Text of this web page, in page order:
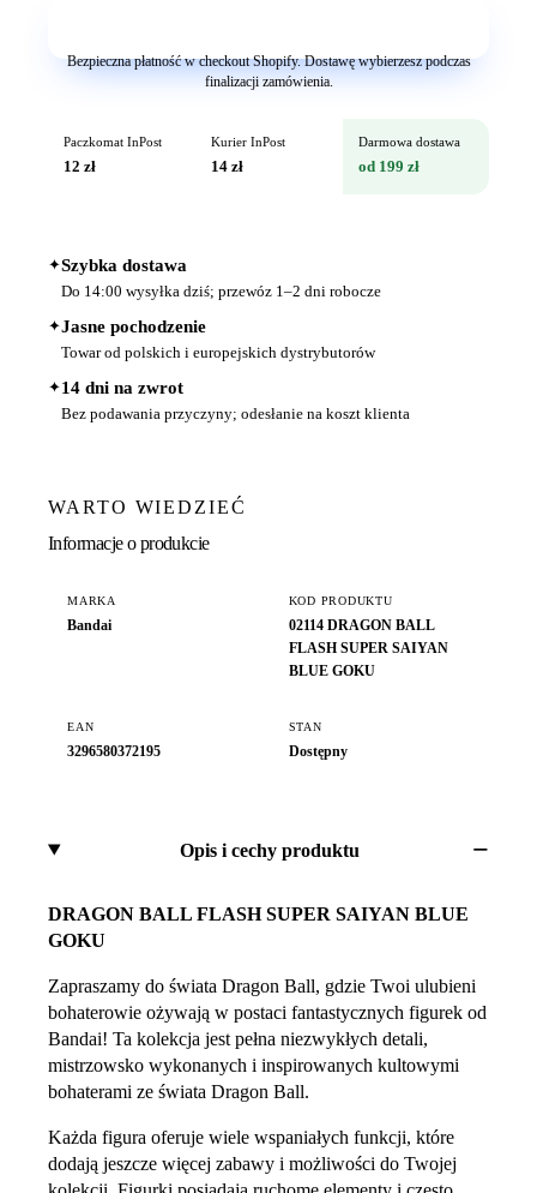
Bezpieczna płatność w checkout Shopify. Dostawę wybierzesz podczas
finalizacji zamówienia.
Paczkomat InPost
12 zł
Kurier InPost
14 zł
Darmowa dostawa
od 199 zł
✦Szybka dostawa
Do 14:00 wysyłka dziś; przewóz 1–2 dni robocze
✦Jasne pochodzenie
Towar od polskich i europejskich dystrybutorów
✦14 dni na zwrot
Bez podawania przyczyny; odesłanie na koszt klienta
WARTO WIEDZIEĆ
Informacje o produkcie
MARKA
Bandai
KOD PRODUKTU
02114 DRAGON BALL
FLASH SUPER SAIYAN
BLUE GOKU
EAN
3296580372195
STAN
Dostępny
Opis i cechy produktu
DRAGON BALL FLASH SUPER SAIYAN BLUE
GOKU
Zapraszamy do świata Dragon Ball, gdzie Twoi ulubieni
bohaterowie ożywają w postaci fantastycznych figurek od
Bandai! Ta kolekcja jest pełna niezwykłych detali,
mistrzowsko wykonanych i inspirowanych kultowymi
bohaterami ze świata Dragon Ball.
Każda figura oferuje wiele wspaniałych funkcji, które
dodają jeszcze więcej zabawy i możliwości do Twojej